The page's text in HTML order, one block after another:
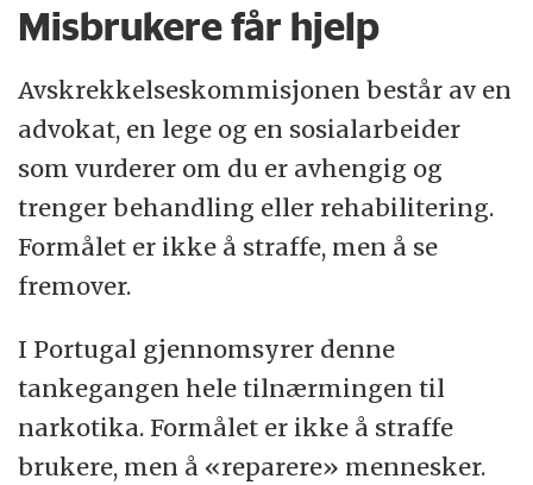
Tallet steg i 2012 og 2013 til 9000, fordi
som ikke er avhengige.
I 87 prosent av alle tilfeller ble saken
midlertidig opphevet – det vil si at
småbrukere risikerer en mer alvorlig prat om
konsekvenser som behandling eller
(Kilde: Dépénalisation en santé publique:
politiques des drogues et toxicomanies au
Portugal.Mouvements 2016/2 (n° 86))
Misbrukere får hjelp
Avskrekkelseskommisjonen består av en
advokat, en lege og en sosialarbeider
som vurderer om du er avhengig og
trenger behandling eller rehabilitering.
Formålet er ikke å straffe, men å se
fremover.
I Portugal gjennomsyrer denne
tankegangen hele tilnærmingen til
narkotika. Formålet er ikke å straffe
brukere, men å «reparere» mennesker.